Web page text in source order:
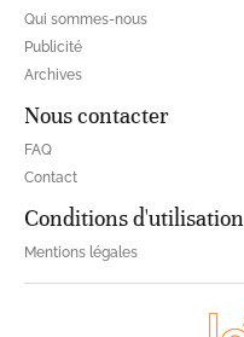
Qui sommes-nous
Publicité
Archives
Nous contacter
FAQ
Contact
Conditions d'utilisation
Mentions légales